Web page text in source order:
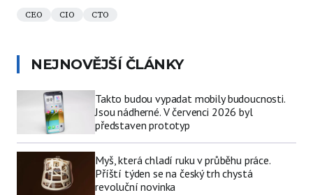
CEO CIO CTO
NEJNOVĚJŠÍ ČLÁNKY
Takto budou vypadat mobily budoucnosti.
Jsou nádherné. V červenci 2026 byl
představen prototyp
Myš, která chladí ruku v průběhu práce.
Příští týden se na český trh chystá
revoluční novinka